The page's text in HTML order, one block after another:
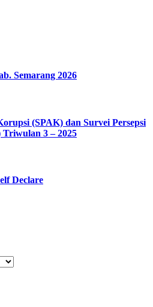
Semarang 2026
(SPAK) dan Survei Persepsi
Triwulan 3 – 2025
Declare